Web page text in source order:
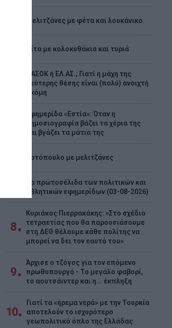
Μελιτζάνες με φέτα και λουκάνικο
Πίτα με κολοκυθάκια και τυριά
ΠΑΣΟΚ ή ΕΛ.ΑΣ.; Γιατί η μάχη της
δεύτερης θέσης είναι (πολύ) ανοιχτή
ακόμη
Εφημερίδα «Εστία»: Όταν η
δημοσιογραφία βάζει τα χέρια της
και βγάζει τα μάτια της
Κοτόπουλο με μελιτζάνες
Τα πρωτοσέλιδα των πολιτικών και
αθλητικών εφημερίδων (03-08-2026)
8
Κυριάκος Πιερρακάκης: «Στο σχέδιο
τετραετίας που θα παρουσιάσουμε
στη ΔΕΘ θέλουμε κάθε πολίτης να
μπορεί να δει τον εαυτό του»
9
Άρχισε ο τζόγος για τον επόμενο
πρωθυπουργό - Το μεγάλο φαβορί,
το αουτσάιντερ και η... έκπληξη
10
Γιατί τα «ήρεμα νερά» με την Τουρκία
αποτελούν το ισχυρότερο
γεωπολιτικό όπλο της Ελλάδας